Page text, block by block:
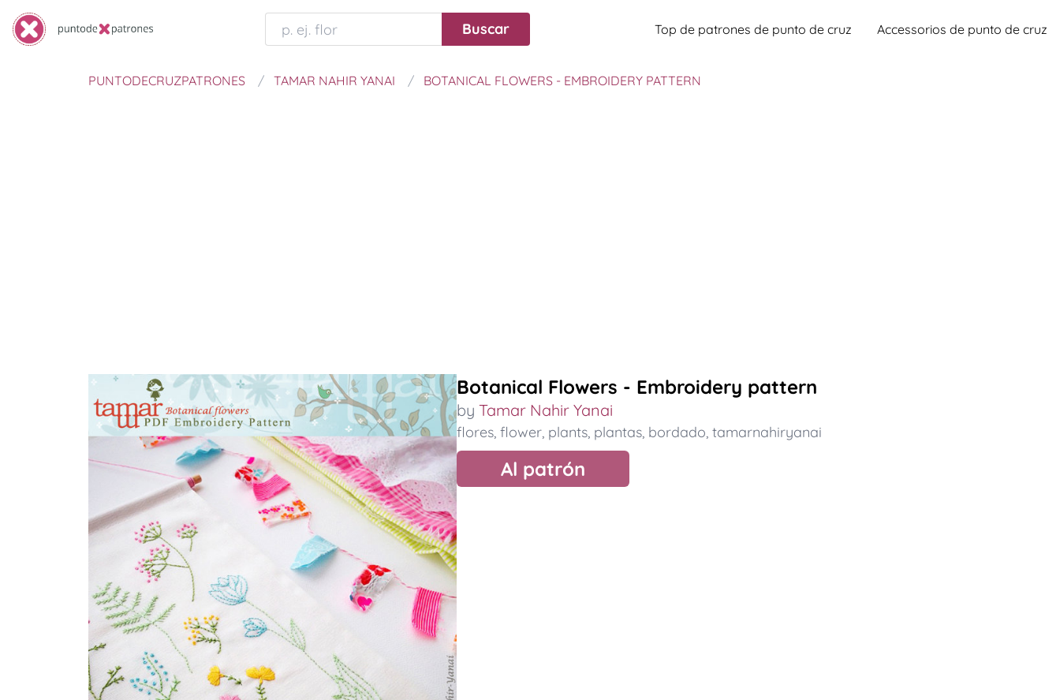
Top de patrones de punto de cruz Accessorios de punto de cruz
PUNTODECRUZPATRONES TAMAR NAHIR YANAI BOTANICAL FLOWERS - EMBROIDERY PATTERN
Botanical Flowers - Embroidery pattern
by Tamar Nahir Yanai
flores, flower, plants, plantas, bordado, tamarnahiryanai
Al patrón